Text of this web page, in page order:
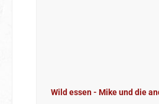
Wild essen - Mike und die